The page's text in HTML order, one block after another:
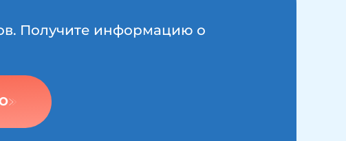
Получите информацию о